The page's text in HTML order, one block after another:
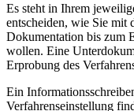
Es steht in Ihrem
entscheiden, wie Sie mit
Dokumentation bis zum
wollen. Eine
Erprobung des
Ein
Verfahrenseinstellung